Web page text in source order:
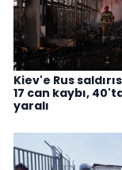
Kiev'e Rus
17 can kaybı,
yaralı